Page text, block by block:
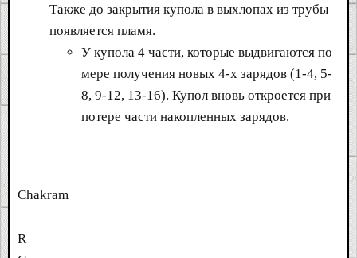
Также до закрытия купола в выхлопах из трубы
появляется пламя.
У купола 4 части, которые выдвигаются по
мере получения новых 4-х зарядов (1-4, 5-
8, 9-12, 13-16). Купол вновь откроется при
потере части накопленных зарядов.
Chakram
R